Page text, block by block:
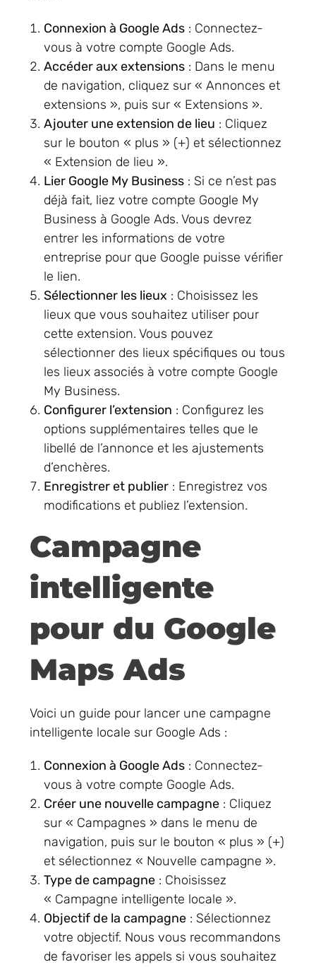
Connexion à Google Ads : Connectez-
vous à votre compte Google Ads.
Accéder aux extensions : Dans le menu
de navigation, cliquez sur « Annonces et
extensions », puis sur « Extensions ».
Ajouter une extension de lieu : Cliquez
sur le bouton « plus » (+) et sélectionnez
« Extension de lieu ».
Lier Google My Business : Si ce n’est pas
déjà fait, liez votre compte Google My
Business à Google Ads. Vous devrez
entrer les informations de votre
entreprise pour que Google puisse vérifier
le lien.
Sélectionner les lieux : Choisissez les
lieux que vous souhaitez utiliser pour
cette extension. Vous pouvez
sélectionner des lieux spécifiques ou tous
les lieux associés à votre compte Google
My Business.
Configurer l’extension : Configurez les
options supplémentaires telles que le
libellé de l’annonce et les ajustements
d’enchères.
Enregistrer et publier : Enregistrez vos
modifications et publiez l’extension.
Campagne
intelligente
pour du Google
Maps Ads
Voici un guide pour lancer une campagne
intelligente locale sur Google Ads :
Connexion à Google Ads : Connectez-
vous à votre compte Google Ads.
Créer une nouvelle campagne : Cliquez
sur « Campagnes » dans le menu de
navigation, puis sur le bouton « plus » (+)
et sélectionnez « Nouvelle campagne ».
Type de campagne : Choisissez
« Campagne intelligente locale ».
Objectif de la campagne : Sélectionnez
votre objectif. Nous vous recommandons
de favoriser les appels si vous souhaitez